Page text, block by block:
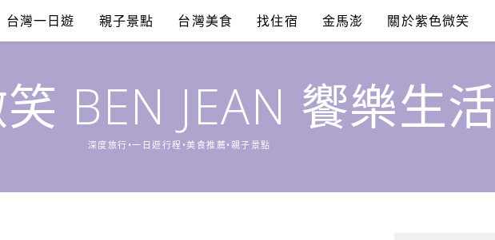
台灣一日遊 親子景點 台灣美食 找住宿 金馬澎 關於紫色微笑
BEN JEAN 饗樂生活
深度旅行•一日遊行程•美食推薦•親子景點